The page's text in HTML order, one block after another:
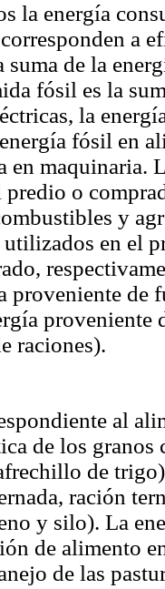
la energía
a
suma de la
fósil es la
la
fósil en
en maquinaria.
o
y
utilizados en el
proveniente de
proveniente
raciones).
al
de los
de
ración
y silo). La
de alimento
de las